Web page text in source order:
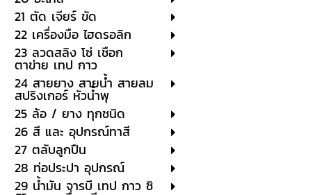
21 ตัด เจียร์ ขัด
22 เครื่องมือ ไฮดรอลิก
23 ลวดสลิง โซ่ เชือก
ตาข่าย เทป กาว
24 สายยาง สายน้ำ สายลม
สปริงเกอร์ หัวน้ำพุ
25 ล้อ / ยาง ทุกชนิด
26 สี และ อุปกรณ์ทาสี
27 ตลับลูกปืน
28 ท่อประปา อุปกรณ์
29 น้ำมัน จารบี เทป กาว ซิ